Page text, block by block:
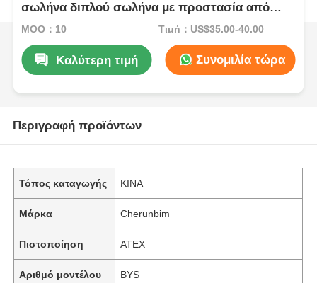
σωλήνα διπλού σωλήνα με προστασία από
έκρηξη
MOQ：10 Τιμή：US$35.00-40.00
Καλύτερη τιμή Συνομιλία τώρα
Περιγραφή προϊόντων
Τόπος καταγωγής ΚΙΝΑ
Μάρκα Cherunbim
Πιστοποίηση ATEX
Αριθμό μοντέλου BYS